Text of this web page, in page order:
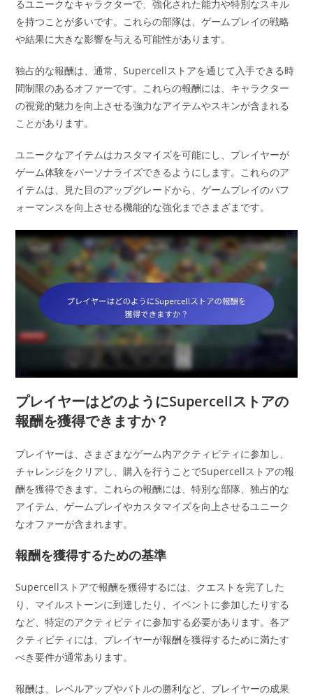
るユニークなキャラクターで、強化された能力や特別なスキル
を持つことが多いです。これらの部隊は、ゲームプレイの戦略
や結果に大きな影響を与える可能性があります。
独占的な報酬は、通常、Supercellストアを通じて入手できる時
間制限のあるオファーです。これらの報酬には、キャラクター
の視覚的魅力を向上させる強力なアイテムやスキンが含まれる
ことがあります。
ユニークなアイテムはカスタマイズを可能にし、プレイヤーが
ゲーム体験をパーソナライズできるようにします。これらのア
イテムは、見た目のアップグレードから、ゲームプレイのパフ
ォーマンスを向上させる機能的な強化までさまざまです。
プレイヤーはどのようにSupercellストアの
報酬を獲得できますか？
プレイヤーは、さまざまなゲーム内アクティビティに参加し、
チャレンジをクリアし、購入を行うことでSupercellストアの報
酬を獲得できます。これらの報酬には、特別な部隊、独占的な
アイテム、ゲームプレイやカスタマイズを向上させるユニーク
なオファーが含まれます。
報酬を獲得するための基準
Supercellストアで報酬を獲得するには、クエストを完了した
り、マイルストーンに到達したり、イベントに参加したりする
など、特定のアクティビティに参加する必要があります。各ア
クティビティには、プレイヤーが報酬を獲得するために満たす
べき要件が通常あります。
報酬は、レベルアップやバトルの勝利など、プレイヤーの成果